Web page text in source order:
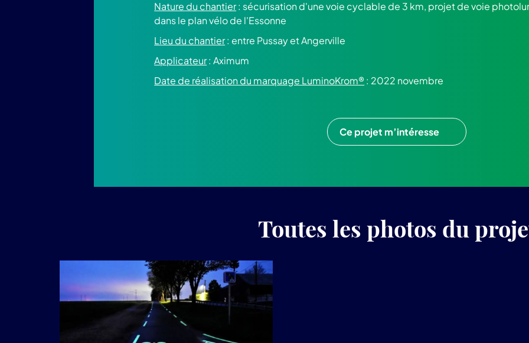
Nature du chantier: sécurisation d'une voie cyclable de 3 km, projet de voie
dans le plan vélo de l'Essonne
Lieu du chantier: entre Pussay et Angerville
Applicateur: Aximum
Date de réalisation du marquage LuminoKrom®: 2022 novembre
Ce projet m’intéresse
Toutes les photos du